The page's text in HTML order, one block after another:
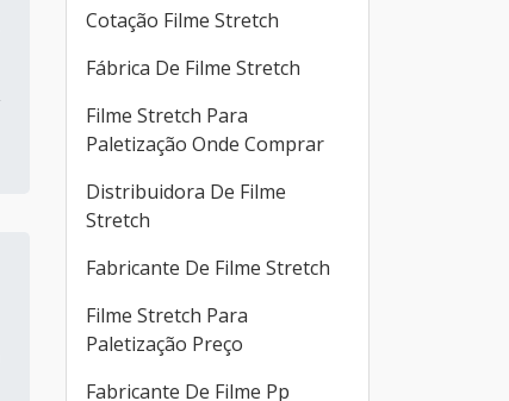
Cotação Filme Stretch
Fábrica De Filme Stretch
Filme Stretch Para
Paletização Onde Comprar
Distribuidora De Filme
Stretch
Fabricante De Filme Stretch
Filme Stretch Para
Paletização Preço
Fabricante De Filme Pp